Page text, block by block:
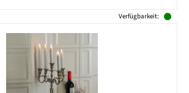
Verfügbarkeit: